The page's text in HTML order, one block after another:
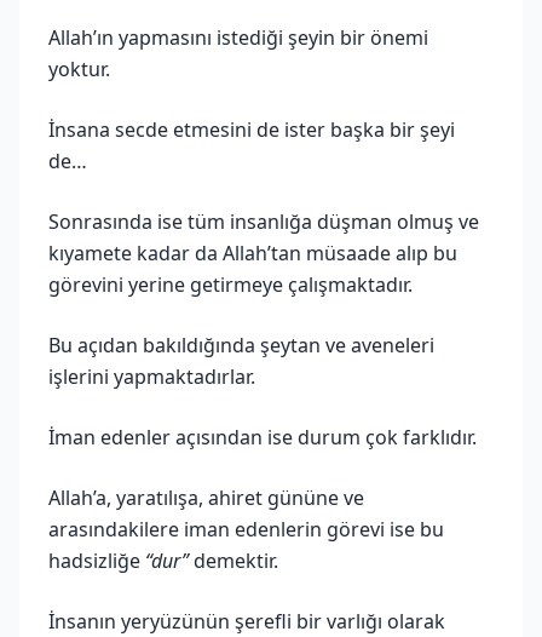
Allah’ın yapmasını istediği şeyin bir önemi
yoktur.
İnsana secde etmesini de ister başka bir şeyi
de…
Sonrasında ise tüm insanlığa düşman olmuş ve
kıyamete kadar da Allah’tan müsaade alıp bu
görevini yerine getirmeye çalışmaktadır.
Bu açıdan bakıldığında şeytan ve aveneleri
işlerini yapmaktadırlar.
İman edenler açısından ise durum çok farklıdır.
Allah’a, yaratılışa, ahiret gününe ve
arasındakilere iman edenlerin görevi ise bu
hadsizliğe “dur”demektir.
İnsanın yeryüzünün şerefli bir varlığı olarak